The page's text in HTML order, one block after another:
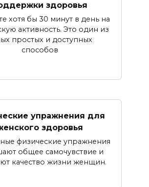
здоровья
хотя бы 30 минут в день на
активность. Это один из
простых и доступных
способов
упражнения для
здоровья
физические упражнения
общее самочувствие и
качество жизни женщин.